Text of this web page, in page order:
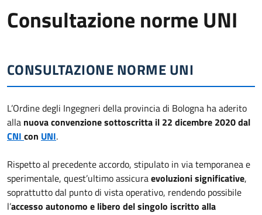
PROFESSIONE
Consultazione norme UNI
CONSULTAZIONE NORME UNI
L’Ordine degli Ingegneri della provincia di Bologna ha aderito
alla nuova convenzione sottoscritta il 22 dicembre 2020 dal
CNI con UNI.
Rispetto al precedente accordo, stipulato in via temporanea e
sperimentale, quest’ultimo assicuraevoluzioni significative,
soprattutto dal punto di vista operativo, rendendo possibile
l’accesso autonomo e libero del singolo iscritto alla